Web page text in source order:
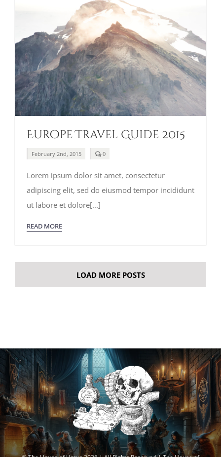
Europe Travel Guide 2015
February 2nd, 2015 0comments
Travel
2015
Lorem ipsum dolor sit amet, consectetur
adipiscing elit, sed do eiusmod tempor incididunt
ut labore et dolore[...]
READ MORE
LOAD MORE POSTS